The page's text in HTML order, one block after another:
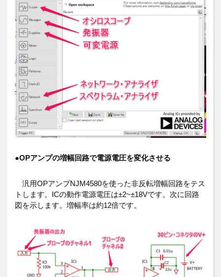
●OPアンプの増幅回路で電源電圧を変化させる
汎用OPアンプNJM4580を使った非反転増幅回路をテス
トします。ICの動作電源電圧は±2~±18Vです。次に回路
図を示します。増幅率は約12倍です。